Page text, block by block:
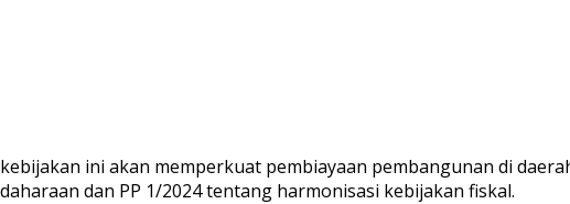
ini akan memperkuat pembiayaan pembangunan di
dan PP 1/2024 tentang harmonisasi kebijakan fiskal.